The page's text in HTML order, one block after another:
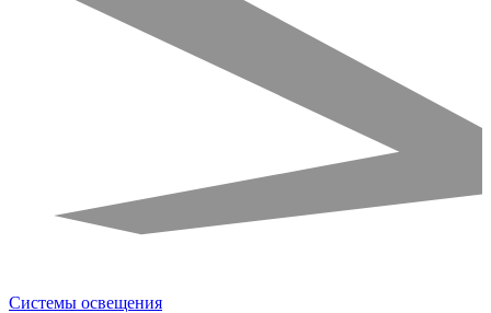
Системы освещения